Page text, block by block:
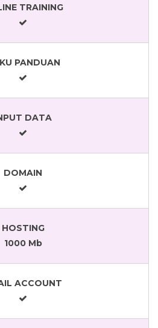
TRAINING
PANDUAN
DATA
DOMAIN
HOSTING
1000 Mb
ACCOUNT